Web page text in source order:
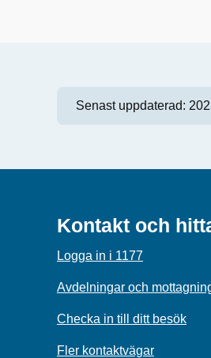
Senast uppdaterad:
Kontakt och
Logga in i 1177
Avdelningar och
Checka in till ditt besök
Fler kontaktvägar